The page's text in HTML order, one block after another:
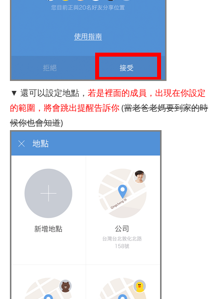
▼ 還可以設定地點， 若是裡面的成員，出現在你設定
的範圍，將會跳出提醒告訴你(當老爸老媽要到家的時
候你也會知道)